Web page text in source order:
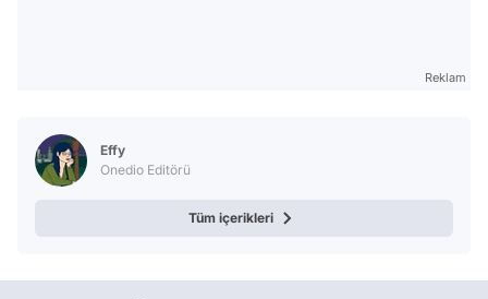
Reklam
Effy
Onedio Editörü
Tüm içerikleri